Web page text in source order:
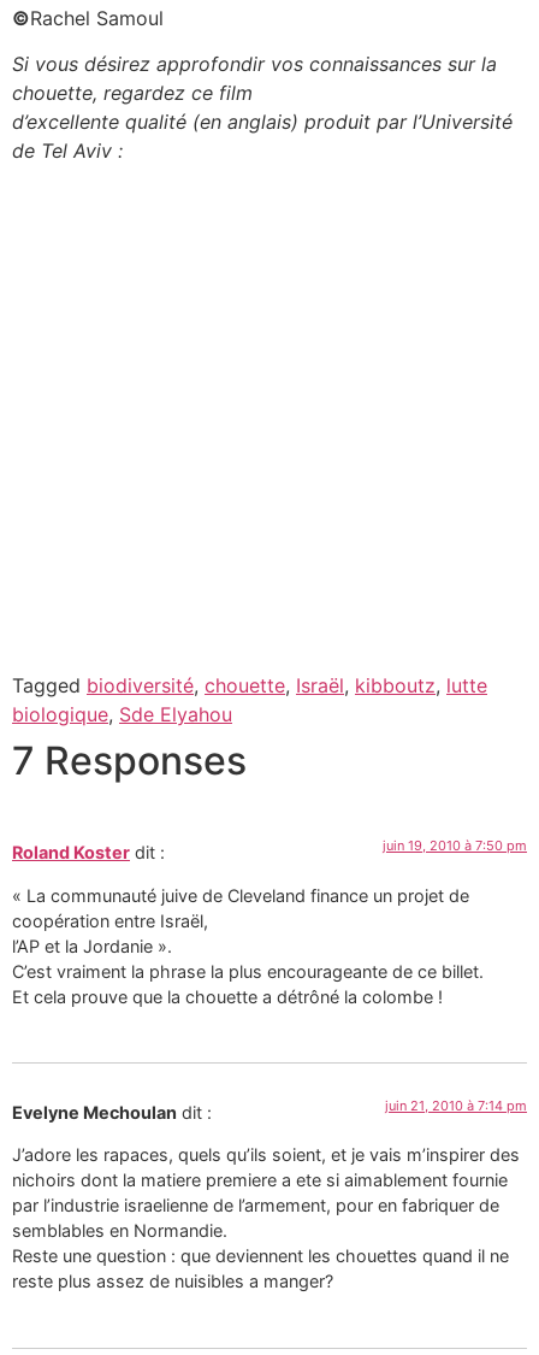
©Rachel Samoul
Si vous désirez approfondir vos connaissances sur la
chouette, regardez ce film
d’excellente qualité (en anglais) produit par l’Université
de Tel Aviv :
Tagged biodiversité, chouette, Israël, kibboutz, lutte
biologique, Sde Elyahou
7 Responses
Roland Koster dit : juin 19, 2010 à 7:50 pm
« La communauté juive de Cleveland finance un projet de
coopération entre Israël,
l’AP et la Jordanie ».
C’est vraiment la phrase la plus encourageante de ce billet.
Et cela prouve que la chouette a détrôné la colombe !
Evelyne Mechoulan dit : juin 21, 2010 à 7:14 pm
J’adore les rapaces, quels qu’ils soient, et je vais m’inspirer des
nichoirs dont la matiere premiere a ete si aimablement fournie
par l’industrie israelienne de l’armement, pour en fabriquer de
semblables en Normandie.
Reste une question : que deviennent les chouettes quand il ne
reste plus assez de nuisibles a manger?